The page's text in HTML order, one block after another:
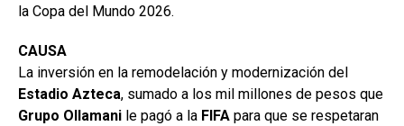
la Copa del Mundo 2026.
CAUSA
La inversión en la remodelación y modernización del
Estadio Azteca, sumado a los mil millones de pesos que
Grupo Ollamani le pagó a la FIFA para que se respetaran